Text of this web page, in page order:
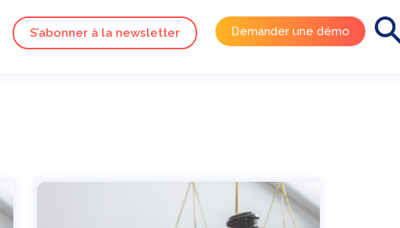
S’abonner à la newsletter Demander une démo